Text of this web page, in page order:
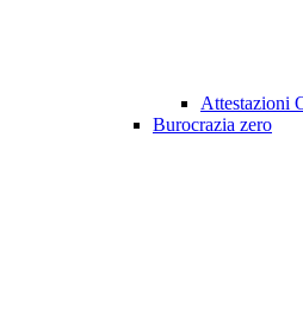
Attestazioni
Burocrazia zero